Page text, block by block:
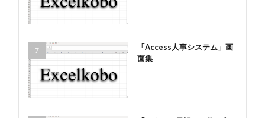
「Access人事システム」画
面集